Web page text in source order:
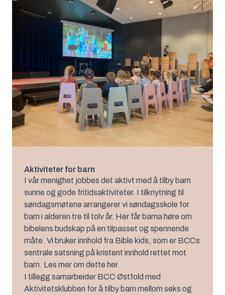
Aktiviteter for barn
I vår menighet jobbes det aktivt med å tilby barn
sunne og gode fritidsaktiviteter. I tilknytning til
søndagsmøtene arrangerer vi søndagsskole for
barn i alderen tre til tolv år. Her får barna høre om
bibelens budskap på en tilpasset og spennende
måte. Vi bruker innhold fra Bible kids, som er BCCs
sentrale satsning på kristent innhold rettet mot
barn. Les mer om dette her.
I tillegg samarbeider BCC Østfold med
Aktivitetsklubben for å tilby barn mellom seks og